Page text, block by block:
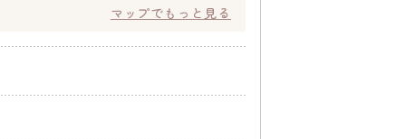
マップでもっと見る